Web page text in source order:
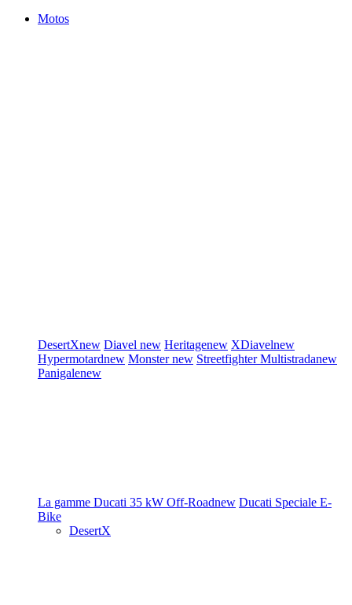
Motos
DesertXnew Diavel new Heritagenew XDiavelnew
Hypermotardnew Monsternew StreetfighterMultistradanew
Panigalenew
La gamme Ducati 35 kW Off-Roadnew Ducati Speciale E-
Bike
DesertX